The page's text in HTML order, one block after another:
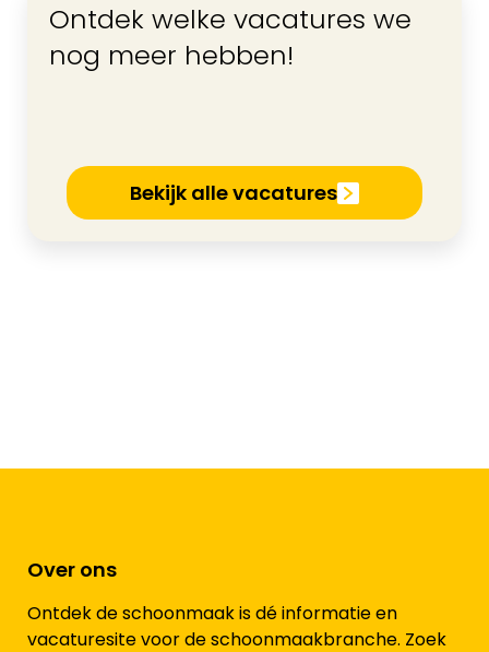
Ontdek welke vacatures we
nog meer hebben!
Bekijk alle vacatures
Over ons
Ontdek de schoonmaak is dé informatie en
vacaturesite voor de schoonmaakbranche. Zoek